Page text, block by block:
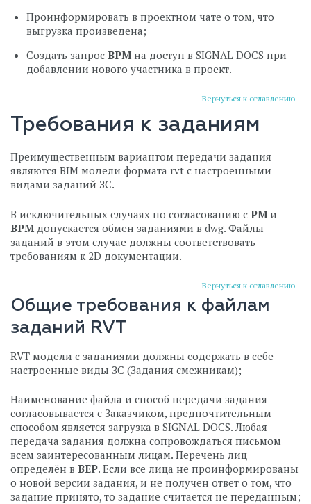
Проинформировать в проектном чате о том, что
выгрузка произведена;
Создать запрос BPMна доступ в SIGNAL DOCS при
добавлении нового участника в проект.
Вернуться к оглавлению
Требования к заданиям
Преимущественным вариантом передачи задания
являются BIM модели формата rvt с настроенными
видами заданий ЗС.
В исключительных случаях по согласованию с PM и
BPM допускается обмен заданиями в dwg. Файлы
заданий в этом случае должны соответствовать
требованиям к 2D документации.
Вернуться к оглавлению
Общие требования к файлам
заданий RVT
RVT модели с заданиями должны содержать в себе
настроенные виды ЗС (Задания смежникам);
Наименование файла и способ передачи задания
согласовывается с Заказчиком, предпочтительным
способом является загрузка в SIGNAL DOCS. Любая
передача задания должна сопровождаться письмом
всем заинтересованным лицам. Перечень лиц
определён в BEP. Если все лица не проинформированы
о новой версии задания, и не получен ответ о том, что
задание принято, то задание считается не переданным;